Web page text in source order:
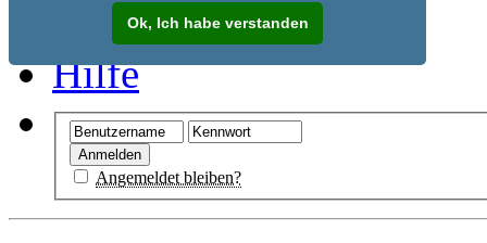
Ok, Ich habe verstanden
Registrieren
Hilfe
Angemeldet bleiben?